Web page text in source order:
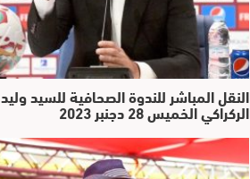
النقل المباشر للندوة الصحافية للسيد وليد
الركراكي الخميس 28 دجنبر 2023